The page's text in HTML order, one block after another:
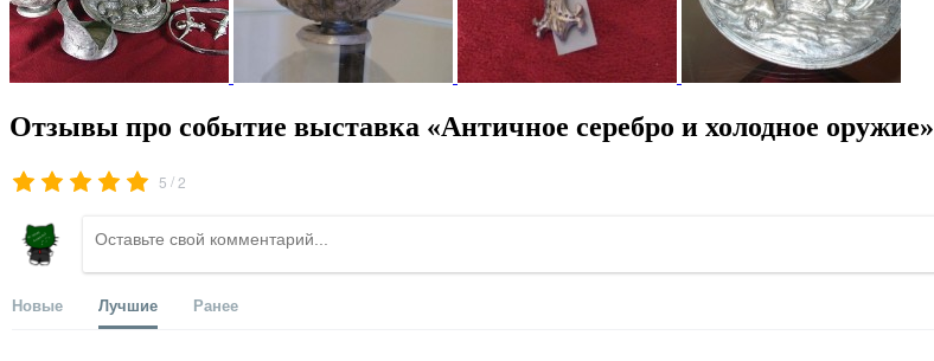
Отзывы про событие выставка «Античное серебро и холодное оружие»
5 /2
Новые Лучшие Ранее